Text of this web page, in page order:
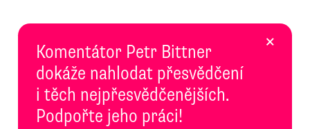
Komentátor Petr Bittner
dokáže nahlodat přesvědčení
i těch nejpřesvědčenějších.
Podpořte jeho práci!
×